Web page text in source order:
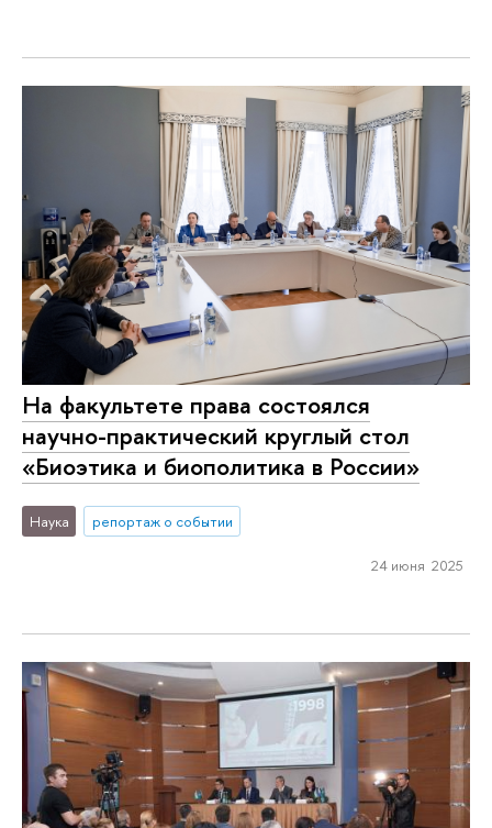
На факультете права состоялся
научно-практический круглый стол
«Биоэтика и биополитика в России»
Наука репортаж о событии
24 июня 2025